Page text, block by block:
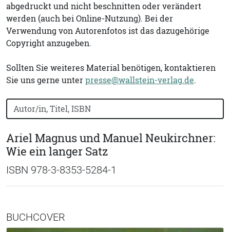
abgedruckt und nicht beschnitten oder verändert
werden (auch bei Online-Nutzung). Bei der
Verwendung von Autorenfotos ist das dazugehörige
Copyright anzugeben.
Sollten Sie weiteres Material benötigen, kontaktieren
Sie uns gerne unterpresse@wallstein-verlag.de.
Bücher nach Buchtitel, Autorennamen oder ISBN
Ariel Magnus und Manuel Neukirchner:
Wie ein langer Satz
ISBN 978-3-8353-5284-1
BUCHCOVER